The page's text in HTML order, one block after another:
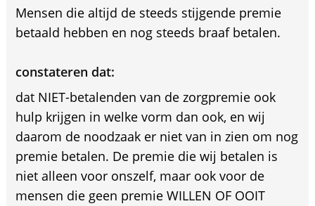
Mensen die altijd de steeds stijgende premie
betaald hebben en nog steeds braaf betalen.
constateren dat:
dat NIET-betalenden van de zorgpremie ook
hulp krijgen in welke vorm dan ook, en wij
daarom de noodzaak er niet van in zien om nog
premie betalen. De premie die wij betalen is
niet alleen voor onszelf, maar ook voor de
mensen die geen premie WILLEN OF OOIT